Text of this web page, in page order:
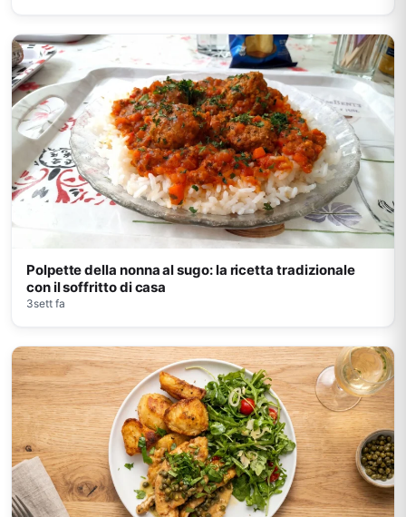
Polpette della nonna al sugo: la ricetta tradizionale
con il soffritto di casa
3sett fa